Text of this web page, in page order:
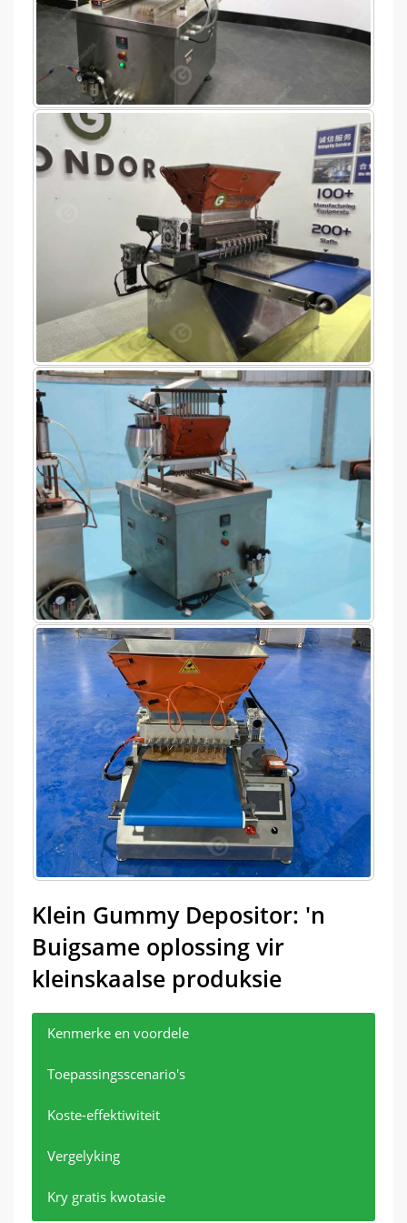
doeltreffendheid en betroubaarheid
prioritiseer in hul produksieprosesse van
gummy lekkergoed.
Volhoubaarheid en doeltreffendheid
Verder, die gomdeponeermasjien staan ​​uit
vir sy ekovriendelike en
energiedoeltreffende ontwerp. In
vergelyking met tradisionele toerusting vir
die maak van lekkergoed, hierdie masjien
optimaliseer materiaalgebruik terwyl
energieverbruik aansienlik verminder
word. Deur dit te doen, dit verlaag nie net
bedryfskoste nie, maar verminder ook
vermorsing, wat vervaardigers ondersteun
om hul volhoubaarheidsdoelwitte te
bereik. Hierdie omgewingsbewuste
ontwerp dra by tot meer volhoubare
produksiepraktyke, wat ooreenstem met
die groeiende vraag na eko-vriendelike
vervaardigingsoplossings. Uiteindelik, dit
bevoordeel beide die omgewing en die
winspunt, wat dit 'n aantreklike opsie
maak vir vooruitdenkende vervaardigers.
Klein Gummy Depositor: 'n
Buigsame oplossing vir
kleinskaalse produksie
Kenmerke en voordele
Toepassingsscenario's
Koste-effektiwiteit
Vergelyking
Kry gratis kwotasie